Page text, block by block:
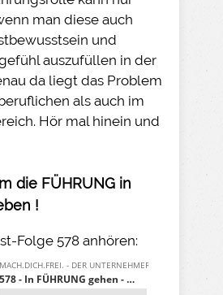
man diese auch
und
auszufüllen in der
da liegt das Problem
als auch im
Hör mal hinein und
die FÜHRUNG in
!
Folge 578 anhören: